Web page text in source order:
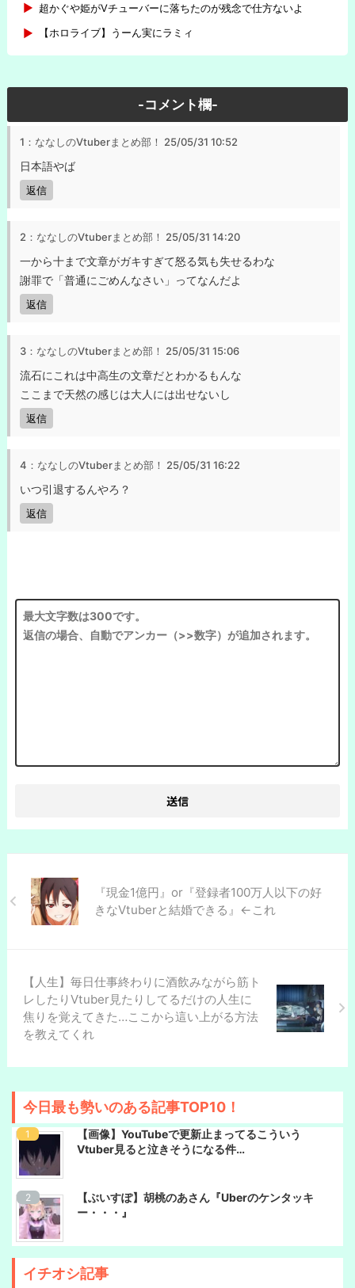
超かぐや姫がVチューバーに落ちたのが残念で仕方ないよ
【ホロライブ】うーん実にラミィ
-コメント欄-
1：ななしのVtuberまとめ部！ 25/05/31 10:52
日本語やば
返信
2：ななしのVtuberまとめ部！ 25/05/31 14:20
一から十まで文章がガキすぎて怒る気も失せるわな
謝罪で「普通にごめんなさい」ってなんだよ
返信
3：ななしのVtuberまとめ部！ 25/05/31 15:06
流石にこれは中高生の文章だとわかるもんな
ここまで天然の感じは大人には出せないし
返信
4：ななしのVtuberまとめ部！ 25/05/31 16:22
いつ引退するんやろ？
返信
『現金1億円』or『登録者100万人以下の好
きなVtuberと結婚できる』←これ
【人生】毎日仕事終わりに酒飲みながら筋ト
レしたりVtuber見たりしてるだけの人生に
焦りを覚えてきた…ここから這い上がる方法
を教えてくれ
今日最も勢いのある記事TOP10！
【画像】YouTubeで更新止まってるこういう
Vtuber見ると泣きそうになる件…
【ぶいすぽ】胡桃のあさん『Uberのケンタッキ
ー・・・』
イチオシ記事